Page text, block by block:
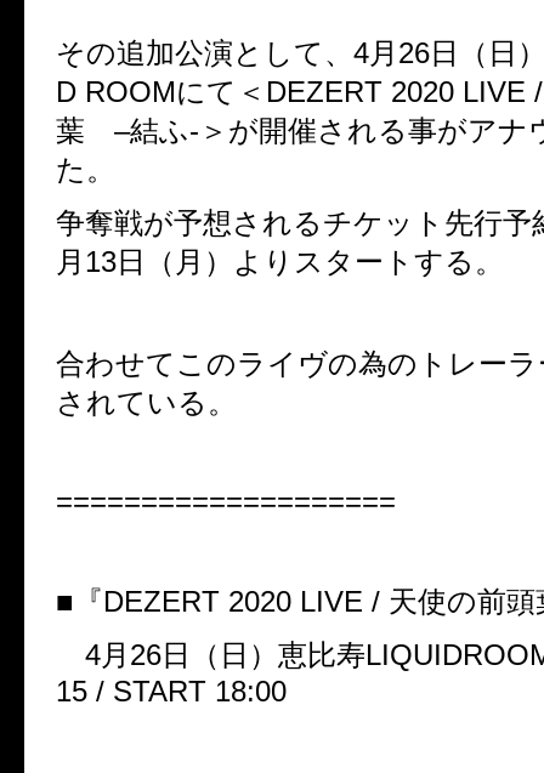
その追加公演として、 4月 26日（日
D ROOMにて ＜ DEZERT 2020 LIVE
葉 –結ふ-＞が開催される事がアナ
た。
争奪戦が予想されるチケット先行予
月 13日（月）よりスタートする。
合わせてこのライヴの為のトレー
されている 。
====================
■『DEZERT 2020 LIVE / 天使の前頭
4月 26日（日）恵比寿
15 / START 18:00